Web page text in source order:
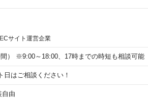
サイト運営企業
） ※9:00～18:00、17時までの時短も相談可能
はご相談ください！
自由